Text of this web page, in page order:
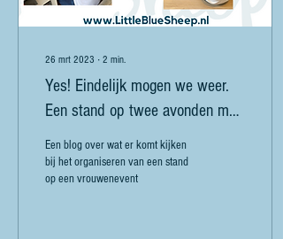
26 mrt 2023 ∙ 2 min.
Yes! Eindelijk mogen we weer.
Een stand op twee avonden met
2000+ vrouwen. Werk aan de
LBS-winkel.
Een blog over wat er komt kijken
bij het organiseren van een stand
op een vrouwenevent